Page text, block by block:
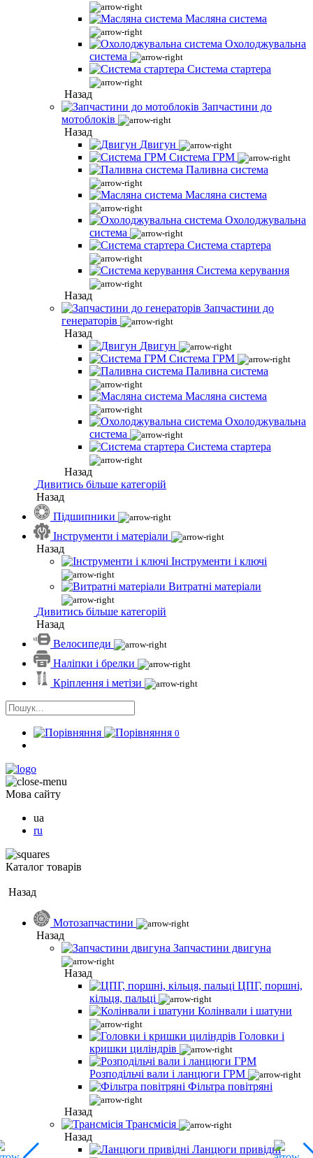
Масляна система
Охолоджувальна
система
Система стартера
Назад
Запчастини до
мотоблоків
Назад
Двигун
Система ГРМ
Паливна система
Масляна система
Охолоджувальна
система
Система стартера
Система керування
Назад
Запчастини до
генераторів
Назад
Двигун
Система ГРМ
Паливна система
Масляна система
Охолоджувальна
система
Система стартера
Назад
Дивитись більше категорій
Назад
Підшипники
Інструменти і матеріали
Назад
Інструменти і ключі
Витратні матеріали
Дивитись більше категорій
Назад
Велосипеди
Наліпки і брелки
Кріплення і метізи
0
Мова сайту
ua
ru
Каталог товарів
Назад
Мотозапчастини
Назад
Запчастини двигуна
Назад
ЦПГ, поршні,
кільця, пальці
Колінвали і шатуни
Головки і
кришки циліндрів
Розподільчі вали і ланцюги ГРМ
Фільтра повітряні
Назад
Трансмісія
Назад
Ланцюги привідні